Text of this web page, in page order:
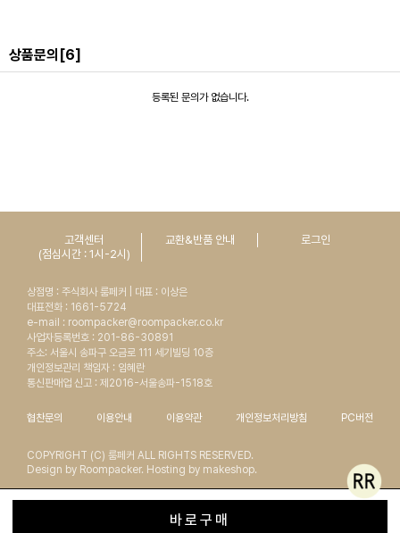
바로구매
상품문의 [6]
등록된 문의가 없습니다.
고객센터
(점심시간 : 1시-2시)
교환&반품 안내 로그인
상점명 : 주식회사 룸페커 | 대표 : 이상은
대표전화 : 1661-5724
e-mail : roompacker@roompacker.co.kr
사업자등록번호 : 201-86-30891
주소: 서울시 송파구 오금로 111 세기빌딩 10층
개인정보관리 책임자 : 임혜란
통신판매업 신고 : 제2016-서울송파-1518호
협찬문의 이용안내 이용약관 개인정보처리방침 PC버전
COPYRIGHT (C) 룸페커 ALL RIGHTS RESERVED.
Design by Roompacker. Hosting by makeshop.